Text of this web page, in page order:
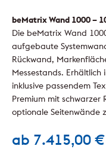
ab 7.415,00 €
beMatrix Wand 1000 –
Die beMatrix Wand
aufgebaute
Rückwand,
Messestands. Erhältlich
inklusive passendem
Premium mit schwarzer
optionale Seitenwände